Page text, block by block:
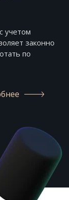
учетом
законно
по